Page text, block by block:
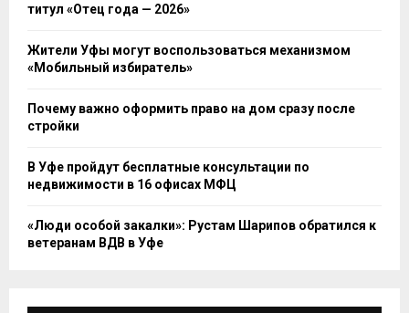
титул «Отец года — 2026»
Жители Уфы могут воспользоваться механизмом
«Мобильный избиратель»
Почему важно оформить право на дом сразу после
стройки
В Уфе пройдут бесплатные консультации по
недвижимости в 16 офисах МФЦ
«Люди особой закалки»: Рустам Шарипов обратился к
ветеранам ВДВ в Уфе